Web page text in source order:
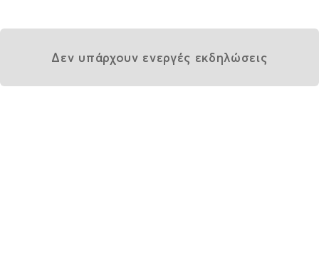
Δεν υπάρχουν ενεργές εκδηλώσεις